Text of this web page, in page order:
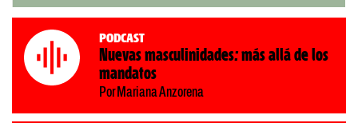
Podcast
Nuevas masculinidades: más allá de los
mandatos
Por Mariana Anzorena